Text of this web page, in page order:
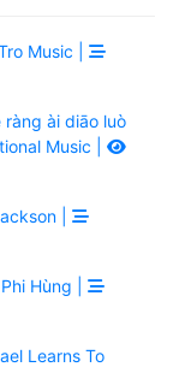
Music |
ài diāo luò
Music |
|
Hùng |
Learns To